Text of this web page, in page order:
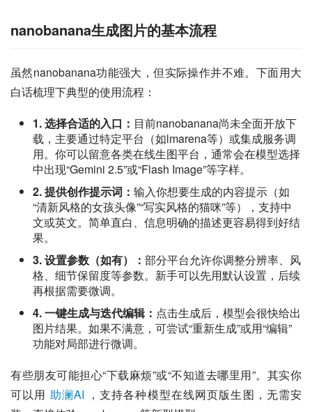
nanobanana生成图片的基本流程
虽然nanobanana功能强大，但实际操作并不难。下面用大
白话梳理下典型的使用流程：
1. 选择合适的入口： 目前nanobanana尚未全面开放下
载，主要通过特定平台（如lmarena等）或集成服务调
用。你可以留意各类在线生图平台，通常会在模型选择
中出现“Gemini 2.5”或“Flash Image”等字样。
2. 提供创作提示词： 输入你想要生成的内容提示（如
“清新风格的女孩头像”“写实风格的猫咪”等），支持中
文或英文。简单直白、信息明确的描述更容易得到好结
果。
3. 设置参数（如有）： 部分平台允许你调整分辨率、风
格、细节保留度等参数。新手可以先用默认设置，后续
再根据需要微调。
4. 一键生成与迭代编辑： 点击生成后，模型会很快给出
图片结果。如果不满意，可尝试“重新生成”或用“编辑”
功能对局部进行微调。
有些朋友可能担心“下载麻烦”或“不知道去哪里用”。其实你
可以用 助澜AI ，支持各种模型在线网页版生图，无需安